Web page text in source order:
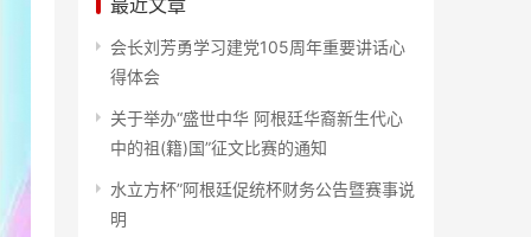
最近文章
会长刘芳勇学习建党105周年重要讲话心
得体会
关于举办“盛世中华 阿根廷华裔新生代心
中的祖(籍)国”征文比赛的通知
水立方杯”阿根廷促统杯财务公告暨赛事说
明